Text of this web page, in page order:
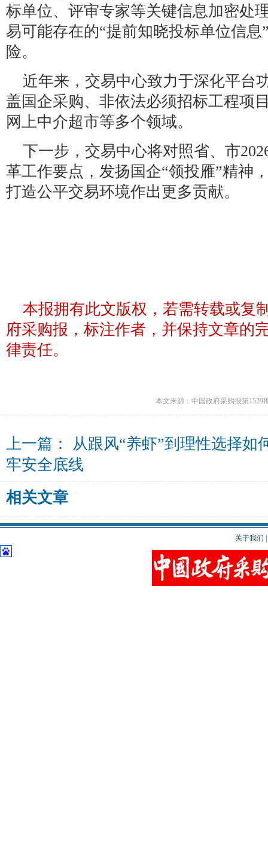
标单位、评审专家等关键信息加密处
易可能存在的“提前知晓投标单位信息
险。
近年来，交易中心致力于深化平台
盖国企采购、非依法必须招标工程项
网上中介超市等多个领域。
下一步，交易中心将对照省、市
革工作要点，发扬国企“领投雁”精神
打造公平交易环境作出更多贡献。
本报拥有此文版权，若需转载或复
府采购报，标注作者，并保持文章的
律责任。
本文来源：中国政府采购报第1529
上一篇： 从跟风“养虾”到理性选择如
牢安全底线
相关文章
关于我们